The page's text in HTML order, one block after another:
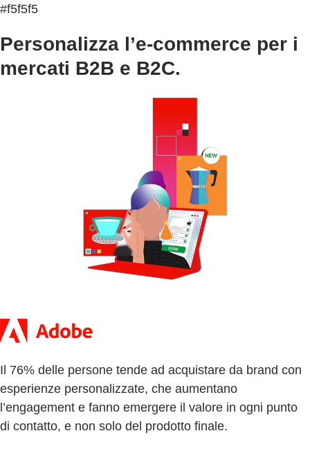
#f5f5f5
Personalizza l’e-commerce per i
mercati B2B e B2C.
Il 76% delle persone tende ad acquistare da brand con
esperienze personalizzate, che aumentano
l’engagement e fanno emergere il valore in ogni punto
di contatto, e non solo del prodotto finale.